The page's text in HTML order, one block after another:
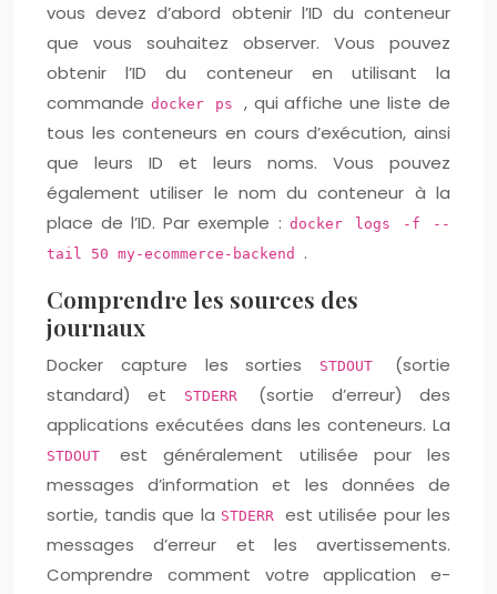
vous devez d’abord obtenir l’ID du conteneur
que vous souhaitez observer. Vous pouvez
obtenir l’ID du conteneur en utilisant la
commande docker ps , qui affiche une liste de
tous les conteneurs en cours d’exécution, ainsi
que leurs ID et leurs noms. Vous pouvez
également utiliser le nom du conteneur à la
place de l’ID. Par exemple : docker logs -f --
tail 50 my-ecommerce-backend .
Comprendre les sources des
journaux
Docker capture les sorties STDOUT (sortie
standard) et
STDERR (sortie d’erreur) des
applications exécutées dans les conteneurs. La
STDOUTest généralement utilisée pour les
messages d’information et les données de
sortie, tandis que la STDERR est utilisée pour les
messages d’erreur et les avertissements.
Comprendre comment votre application e-